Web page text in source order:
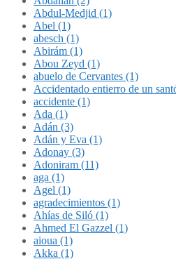
Abdul-Medjid (1)
Abel (1)
abesch (1)
Abirám (1)
Abou Zeyd (1)
abuelo de Cervantes (1)
Accidentado entierro de un
accidente (1)
Ada (1)
Adán (3)
Adán y Eva (1)
Adonay (3)
Adoniram (11)
aga (1)
Agel (1)
agradecimientos (1)
Ahías de Siló (1)
Ahmed El Gazzel (1)
aioua (1)
Akka (1)